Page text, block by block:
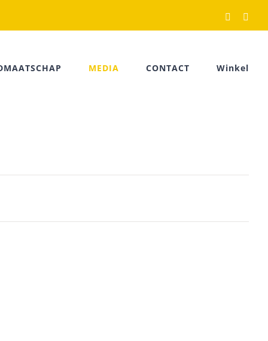
Facebook
MEDIA CONTACT Winkel